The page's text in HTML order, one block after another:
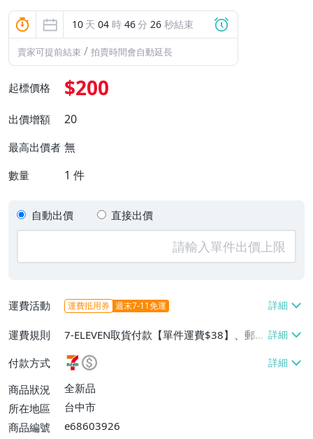
10 天 04 時 46分 25 秒結束
賣家可提前結束 / 拍賣時間會自動延長
起標價格 $200
出價增額 20
最高出價者 無
數量 1 件
自動出價 直接出價
運費活動 運費抵用券 週末7-11免運
運費規則
7-ELEVEN取貨付款【單件運費$38】、郵局
掛號【單件運費$50】
付款方式
商品狀況
全新品
所在地區
台中市
商品編號
e68603926